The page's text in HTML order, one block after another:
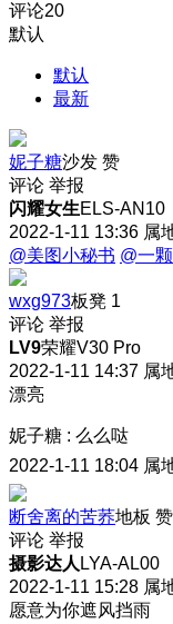
评论20
默认
默认
最新
妮子糖沙发 赞
评论 举报
闪耀女生ELS-AN10
2022-1-11 13:36 属
@美图小秘书 @一
wxg973板凳 1
评论 举报
LV9荣耀V30 Pro
2022-1-11 14:37 属
漂亮
妮子糖 : 么么哒
2022-1-11 18:04 属
断舍离的苦荞地板 赞
评论 举报
摄影达人 LYA-AL00
2022-1-11 15:28 属
愿意为你遮风挡雨